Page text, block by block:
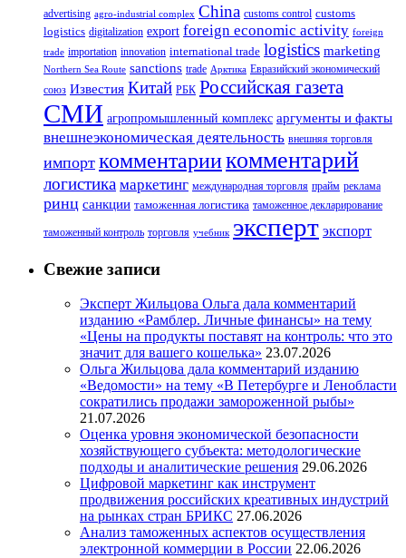
advertising agro-industrial complex China customs control customs
logistics digitalization export foreign economic activity foreign
trade importation innovation international trade logistics marketing
Northern Sea Route sanctions trade Арктика Евразийский экономический
союз Известия Китай РБК Российская газета
СМИ агропромышленный комплекс аргументы и факты
внешнеэкономическая деятельность внешняя торговля
импорт комментариикомментарий
логистика маркетинг международная торговля прайм реклама
ринц санкции таможенная логистика таможенное декларирование
таможенный контроль торговля учебник эксперт экспорт
Свежие записи
Эксперт Жильцова Ольга дала комментарий
изданию «Рамблер. Личные финансы» на тему
«Цены на продукты поставят на контроль: что это
значит для вашего кошелька» 23.07.2026
Ольга Жильцова дала комментарий изданию
«Ведомости» на тему «В Петербурге и Ленобласти
сократились продажи замороженной рыбы»
21.07.2026
Оценка уровня экономической безопасности
хозяйствующего субъекта: методологические
подходы и аналитические решения 29.06.2026
Цифровой маркетинг как инструмент
продвижения российских креативных индустрий
на рынках стран БРИКС 27.06.2026
Анализ таможенных аспектов осуществления
электронной коммерции в России 22.06.2026